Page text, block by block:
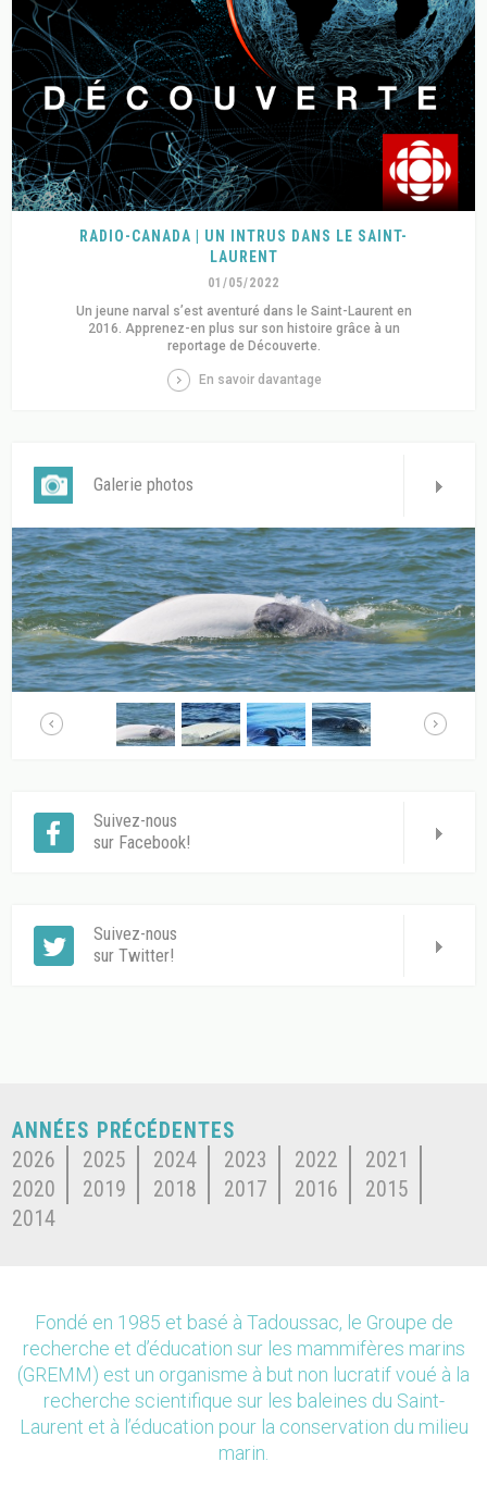
RADIO-CANADA | UN INTRUS DANS LE SAINT-
LAURENT
01/05/2022
Un jeune narval s’est aventuré dans le Saint-Laurent en
2016. Apprenez-en plus sur son histoire grâce à un
reportage de Découverte.
En savoir davantage
Galerie photos
Suivez-nous
sur Facebook!
Suivez-nous
sur Twitter!
ANNÉES PRÉCÉDENTES
2026
2025 2024 2023 2022
2021
2020
2019 2018 2017 2016
2015
2014
Fondé en 1985 et basé à Tadoussac, le Groupe de
recherche et d’éducation sur les mammifères marins
(GREMM) est un organisme à but non lucratif voué à la
recherche scientifique sur les baleines du Saint-
Laurent et à l’éducation pour la conservation du milieu
marin.